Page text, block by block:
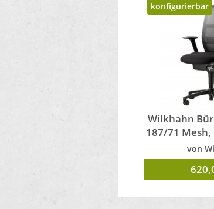
Wilkhahn
187/71
von
konfigurierbar